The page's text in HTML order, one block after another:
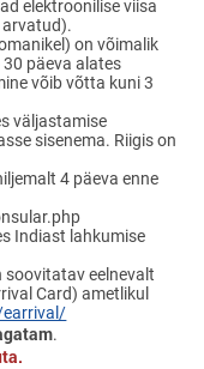
elektroonilise viisa
arvatud).
on võimalik
päeva alates
võib võtta kuni 3
väljastamise
sisenema. Riigis on
4 päeva enne
Indiast lahkumise
soovitatav eelnevalt
Card) ametlikul
earrival/
.